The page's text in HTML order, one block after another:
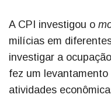
A CPI investigou o
milícias em
investigar a
fez um
atividades